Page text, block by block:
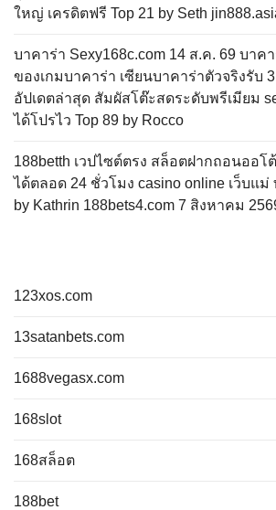
ใหญ่ เครดิตฟรี Top 21 by Seth
บาคาร่า Sexy168c.com 14 ส.ค. 69 บาค
ของเกมบาคาร่า เซียนบาคาร่าตัวจริงรับ
อัปเดตล่าสุด สัมผัสโต๊ะสดระดับพรีเมียม
ได้โปรไว Top 89 by Rocco
188betth เวปไซต์ตรง สล็อตฝากถอนออโ
ได้ตลอด 24 ชั่วโมง casino online เว็บแม่
by Kathrin 188bets4.com 7 สิงหาคม
123xos.com
13satanbets.com
1688vegasx.com
168slot
168สล็อต
188bet